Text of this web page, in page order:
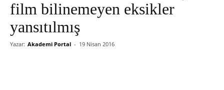
film bilinemeyen eksikler
yansıtılmış
Yazar: Akademi Portal - 19 Nisan 2016